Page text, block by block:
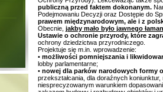
publiczną przed faktem dokonanym.
Podejmowaniu Decyzji oraz Dostępie do
prawem międzynarodowym, ale i z
Obecnie, jakby mało było jawnego
Ustawie o ochronie przyrody, które
ochrony dziedzictwa przyrodniczego.
Projektuje się m.in. wprowadzenie:
• możliwości pomniejszania i
lobby parlamentarne;
• nowej dla parków narodowych formy
przekształcania, dla doraźnych
niesprecyzowanym warunkiem